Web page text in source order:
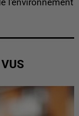
l'environnement